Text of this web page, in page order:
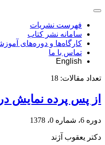
فهرست نشریات
سامانه نشر کتاب
کارگاه‌ها و دوره‌های
تماس با ما
English
تعداد مقالات: 18
از پس پرده نمایش
دوره 6، شماره 0، 1378
دکتر یعقوب آژند